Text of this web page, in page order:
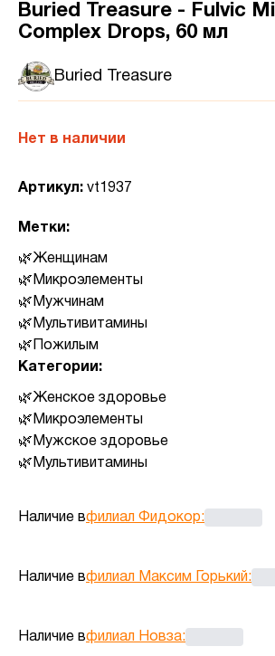
Buried Treasure - Fulvic
Complex Drops, 60 мл
Buried Treasure
Нет в наличии
Артикул: vt1937
Метки:
Женщинам
Микроэлементы
Мужчинам
Мультивитамины
Пожилым
Категории:
Женское здоровье
Микроэлементы
Мужское здоровье
Мультивитамины
Наличие вфилиал Фидокор:
Наличие вфилиал Максим Горький:
Наличие вфилиал Новза: